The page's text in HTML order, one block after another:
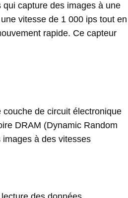
capture des images à une
vitesse de 1 000 ips tout en
rapide. Ce capteur
couche de circuit électronique
DRAM (Dynamic Random
à des vitesses